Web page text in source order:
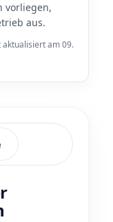
vorliegen,
aus.
aktualisiert am 09.